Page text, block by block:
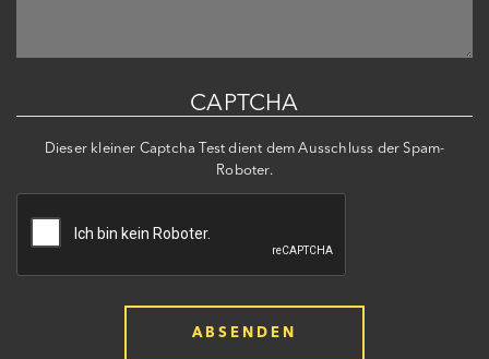
CAPTCHA
Dieser kleiner Captcha Test dient dem Ausschluss der Spam-
Roboter.